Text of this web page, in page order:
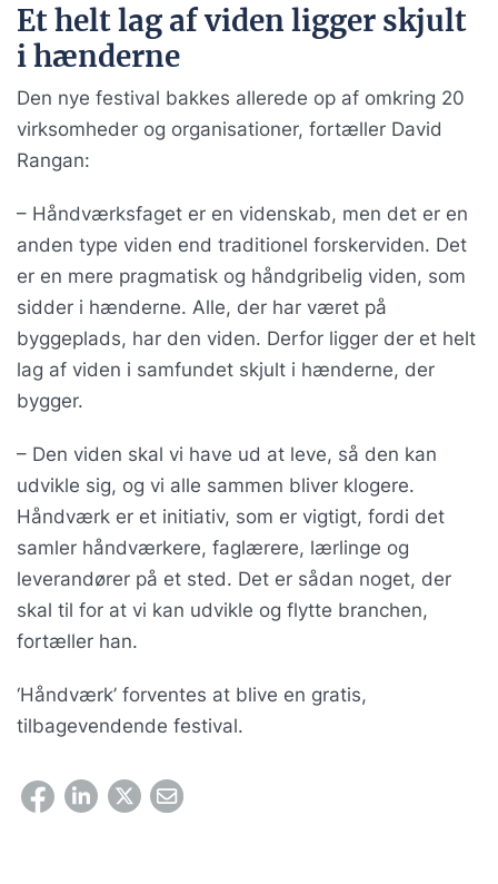
Et helt lag af viden ligger skjult
i hænderne
Den nye festival bakkes allerede op af omkring 20
virksomheder og organisationer, fortæller David
Rangan:
– Håndværksfaget er en videnskab, men det er en
anden type viden end traditionel forskerviden. Det
er en mere pragmatisk og håndgribelig viden, som
sidder i hænderne. Alle, der har været på
byggeplads, har den viden. Derfor ligger der et helt
lag af viden i samfundet skjult i hænderne, der
bygger.
– Den viden skal vi have ud at leve, så den kan
udvikle sig, og vi alle sammen bliver klogere.
Håndværk er et initiativ, som er vigtigt, fordi det
samler håndværkere, faglærere, lærlinge og
leverandører på et sted. Det er sådan noget, der
skal til for at vi kan udvikle og flytte branchen,
fortæller han.
‘Håndværk’ forventes at blive en gratis,
tilbagevendende festival.